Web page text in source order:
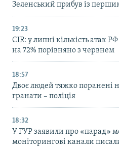
Зеленський прибув із
19:23
CIR: у липні кількість атак
на 72% порівняно з червнем
18:57
Двоє людей тяжко поранені
гранати – поліція
18:32
У ГУР заявили про «парад»
моніторингові канали